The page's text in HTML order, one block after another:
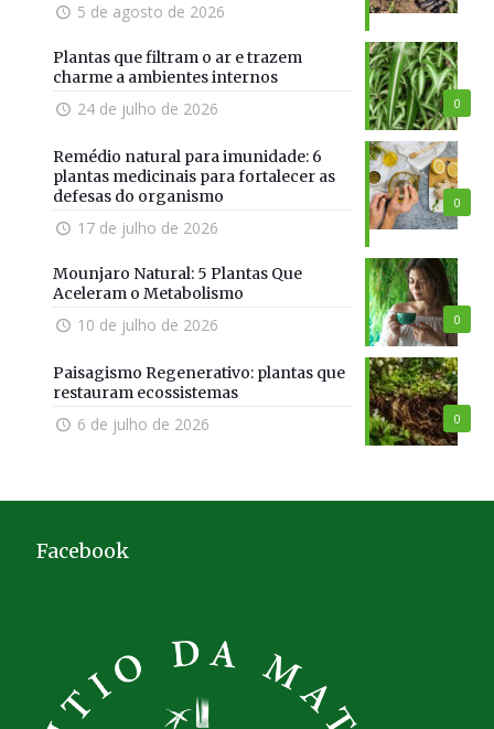
5 de agosto de 2026
0
Plantas que filtram o ar e trazem
charme a ambientes internos
24 de julho de 2026
0
Remédio natural para imunidade: 6
plantas medicinais para fortalecer as
defesas do organismo
17 de julho de 2026
0
Mounjaro Natural: 5 Plantas Que
Aceleram o Metabolismo
10 de julho de 2026
0
Paisagismo Regenerativo: plantas que
restauram ecossistemas
6 de julho de 2026
Facebook